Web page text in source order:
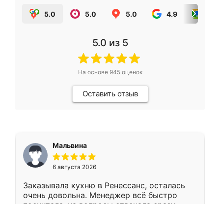
5.0 5.0 5.0 4.9
5.0 из 5
На основе 945оценок
Оставить отзыв
Мальвина
6 августа 2026
Заказывала кухню в Ренессанс, осталась
очень довольна. Менеджер всё быстро